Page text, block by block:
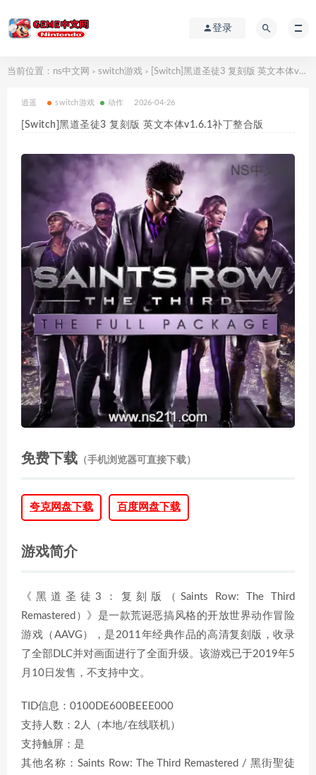
登录
当前位置： ns中文网 > switch游戏 > [Switch]黑道圣徒3 复刻版 英文本体v1.6.1补丁整合版
逍遥 switch游戏 动作 2026-04-26
[Switch]黑道圣徒3 复刻版 英文本体v1.6.1补丁整合版
免费下载 （手机浏览器可直接下载）
夸克网盘下载 百度网盘下载
游戏简介
《黑道圣徒3：复刻版（Saints Row: The Third
Remastered）》是一款荒诞恶搞风格的开放世界动作冒险
游戏（AAVG），是2011年经典作品的高清复刻版，收录
了全部DLC并对画面进行了全面升级。该游戏已于2019年5
月10日发售，不支持中文。
TID信息：0100DE600BEEE000
支持人数：2人（本地/在线联机）
支持触屏：是
其他名称：Saints Row: The Third Remastered / 黑街聖徒